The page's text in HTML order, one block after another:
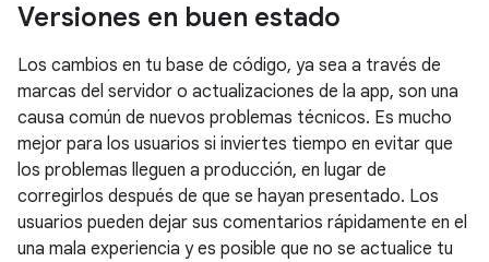
Versiones en buen estado
Los cambios en tu base de código, ya sea a través de
marcas del servidor o actualizaciones de la app, son una
causa común de nuevos problemas técnicos. Es mucho
mejor para los usuarios si inviertes tiempo en evitar que
los problemas lleguen a producción, en lugar de
corregirlos después de que se hayan presentado. Los
usuarios pueden dejar sus comentarios rápidamente en el
una mala experiencia y es posible que no se actualice tu